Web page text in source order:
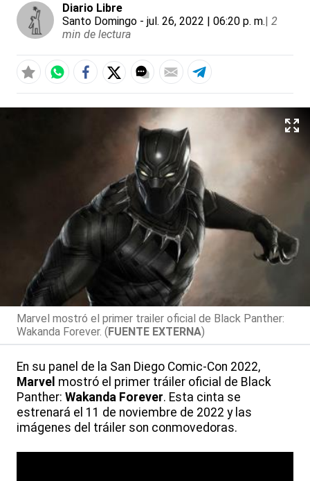
Diario Libre
Santo Domingo - jul. 26, 2022 | 06:20 p. m.| 2
min de lectura
Marvel mostró el primer trailer oficial de Black Panther:
Wakanda Forever. (FUENTE EXTERNA)
En su panel de la San Diego Comic-Con 2022,
Marvel mostró el primer tráiler oficial de Black
Panther: Wakanda Forever. Esta cinta se
estrenará el 11 de noviembre de 2022 y las
imágenes del tráiler son conmovedoras.